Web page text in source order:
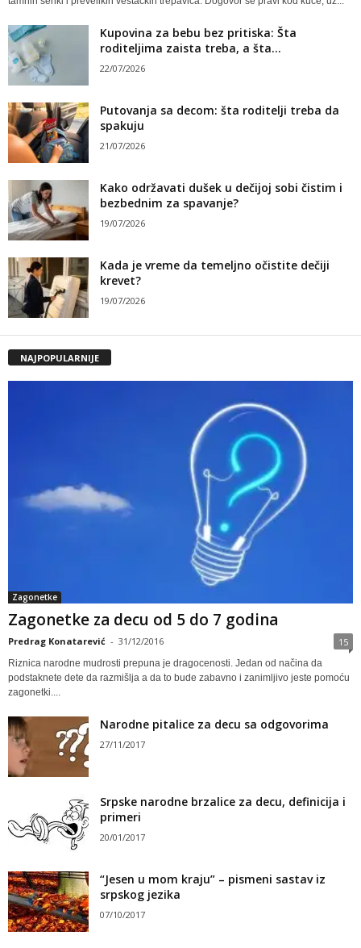
Kupovina za bebu bez pritiska: Šta
roditeljima zaista treba, a šta...
22/07/2026
Putovanja sa decom: šta roditelji treba da
spakuju
21/07/2026
Kako održavati dušek u dečijoj sobi čistim i
bezbednim za spavanje?
19/07/2026
Kada je vreme da temeljno očistite dečiji
krevet?
19/07/2026
NAJPOPULARNIJE
Zagonetke
Zagonetke za decu od 5 do 7 godina
Predrag Konatarević - 31/12/2016 15
Riznica narodne mudrosti prepuna je dragocenosti. Jedan od načina da
podstaknete dete da razmišlja a da to bude zabavno i zanimljivo jeste pomoću
zagonetki....
Narodne pitalice za decu sa odgovorima
27/11/2017
Srpske narodne brzalice za decu, definicija i
primeri
20/01/2017
“Jesen u mom kraju” – pismeni sastav iz
srpskog jezika
07/10/2017